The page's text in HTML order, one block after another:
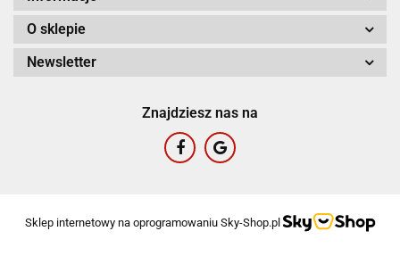
O sklepie
Newsletter
Znajdziesz nas na
Sklep internetowy na oprogramowaniu Sky-Shop.pl